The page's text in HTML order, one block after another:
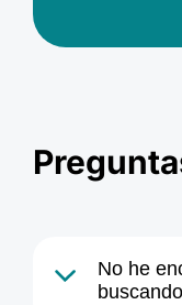
No he
buscando